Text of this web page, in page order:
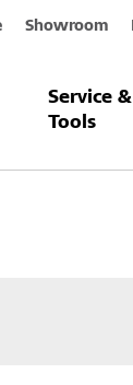
Showroom
Service &
Tools
Oberputze